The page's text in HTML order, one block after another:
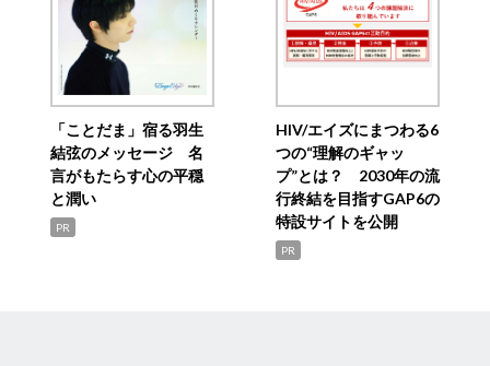
「ことだま」宿る羽生
結弦のメッセージ 名
言がもたらす心の平穏
と潤い
PR
HIV/エイズにまつわる6
つの“理解のギャッ
プ”とは？ 2030年の流
行終結を目指すGAP6の
特設サイトを公開
PR